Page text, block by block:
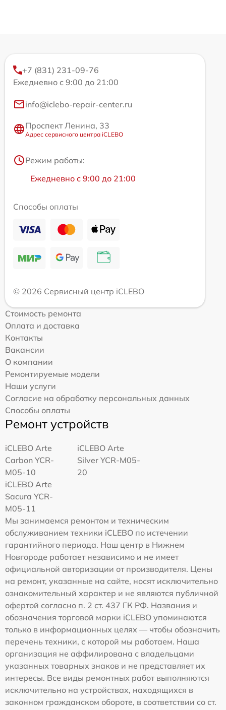
+7 (831) 231-09-76
Ежедневно с 9:00 до 21:00
info@iclebo-repair-center.ru
Проспект Ленина, 33
Адрес сервисного центра iCLEBO
Режим работы:
Ежедневно с 9:00 до 21:00
Способы оплаты
© 2026 Сервисный центр iCLEBO
Стоимость ремонта
Оплата и доставка
Контакты
Вакансии
О компании
Ремонтируемые модели
Наши услуги
Согласие на обработку персональных данных
Способы оплаты
Ремонт устройств
iCLEBO Arte
Carbon YCR-
M05-10
iCLEBO Arte
Silver YCR-M05-
20
iCLEBO Arte
Sacura YCR-
M05-11
Мы занимаемся ремонтом и техническим
обслуживанием техники iCLEBO по истечении
гарантийного периода. Наш центр в Нижнем
Новгороде работает независимо и не имеет
официальной авторизации от производителя. Цены
на ремонт, указанные на сайте, носят исключительно
ознакомительный характер и не являются публичной
офертой согласно п. 2 ст. 437 ГК РФ. Названия и
обозначения торговой марки iCLEBO упоминаются
только в информационных целях — чтобы обозначить
перечень техники, с которой мы работаем. Наша
организация не аффилирована с владельцами
указанных товарных знаков и не представляет их
интересы. Все виды ремонтных работ выполняются
исключительно на устройствах, находящихся в
законном гражданском обороте, в соответствии со ст.